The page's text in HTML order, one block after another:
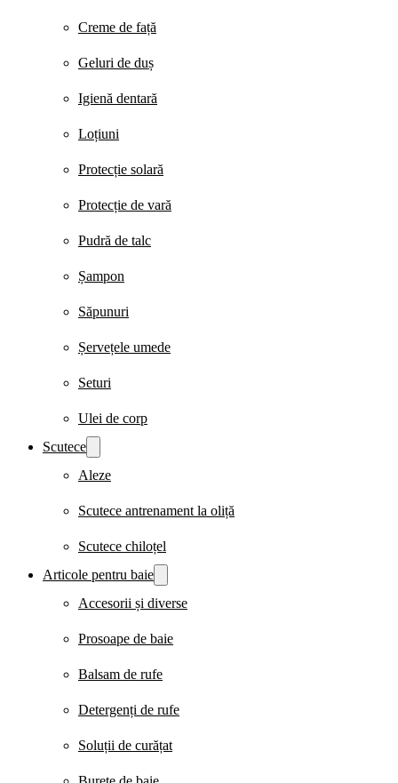
Creme de față
Geluri de duș
Igienă dentară
Loțiuni
Protecție solară
Protecție de vară
Pudră de talc
Șampon
Săpunuri
Șervețele umede
Seturi
Ulei de corp
Scutece
Aleze
Scutece antrenament la oliță
Scutece chiloțel
Articole pentru baie
Accesorii și diverse
Prosoape de baie
Balsam de rufe
Detergenți de rufe
Soluții de curățat